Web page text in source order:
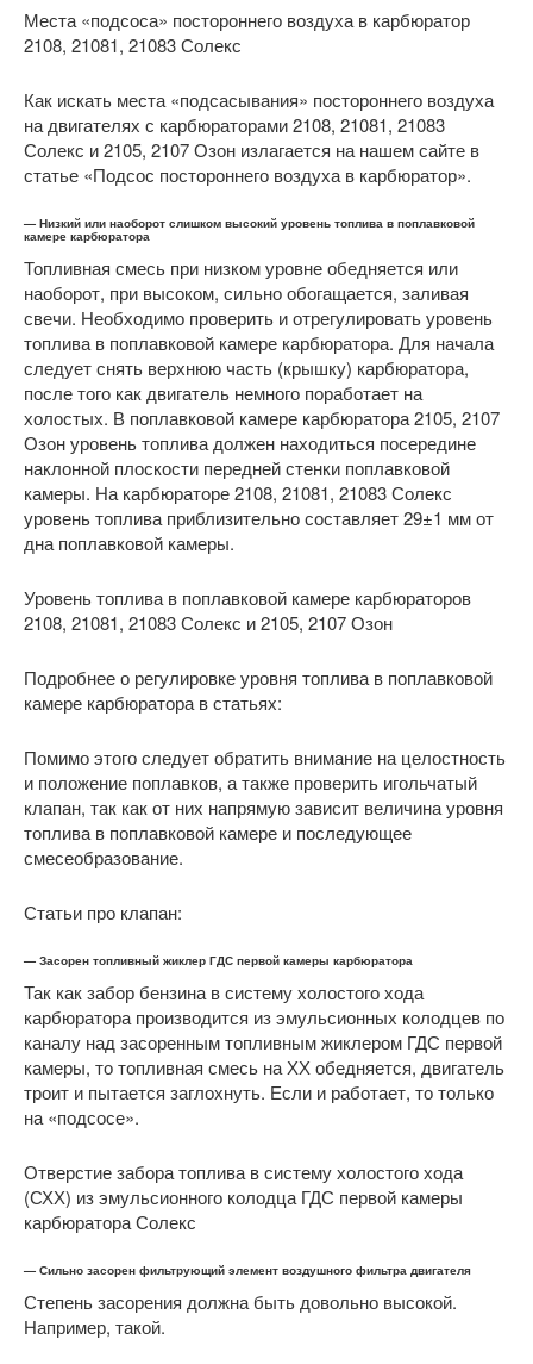
Места «подсоса» постороннего воздуха в карбюратор
2108, 21081, 21083 Солекс
Как искать места «подсасывания» постороннего воздуха
на двигателях с карбюраторами 2108, 21081, 21083
Солекс и 2105, 2107 Озон излагается на нашем сайте в
статье «Подсос постороннего воздуха в карбюратор».
— Низкий или наоборот слишком высокий уровень топлива в поплавковой
камере карбюратора
Топливная смесь при низком уровне обедняется или
наоборот, при высоком, сильно обогащается, заливая
свечи. Необходимо проверить и отрегулировать уровень
топлива в поплавковой камере карбюратора. Для начала
следует снять верхнюю часть (крышку) карбюратора,
после того как двигатель немного поработает на
холостых. В поплавковой камере карбюратора 2105, 2107
Озон уровень топлива должен находиться посередине
наклонной плоскости передней стенки поплавковой
камеры. На карбюраторе 2108, 21081, 21083 Солекс
уровень топлива приблизительно составляет 29±1 мм от
дна поплавковой камеры.
Уровень топлива в поплавковой камере карбюраторов
2108, 21081, 21083 Солекс и 2105, 2107 Озон
Подробнее о регулировке уровня топлива в поплавковой
камере карбюратора в статьях:
Помимо этого следует обратить внимание на целостность
и положение поплавков, а также проверить игольчатый
клапан, так как от них напрямую зависит величина уровня
топлива в поплавковой камере и последующее
смесеобразование.
Статьи про клапан:
— Засорен топливный жиклер ГДС первой камеры карбюратора
Так как забор бензина в систему холостого хода
карбюратора производится из эмульсионных колодцев по
каналу над засоренным топливным жиклером ГДС первой
камеры, то топливная смесь на ХХ обедняется, двигатель
троит и пытается заглохнуть. Если и работает, то только
на «подсосе».
Отверстие забора топлива в систему холостого хода
(СХХ) из эмульсионного колодца ГДС первой камеры
карбюратора Солекс
— Сильно засорен фильтрующий элемент воздушного фильтра двигателя
Степень засорения должна быть довольно высокой.
Например, такой.